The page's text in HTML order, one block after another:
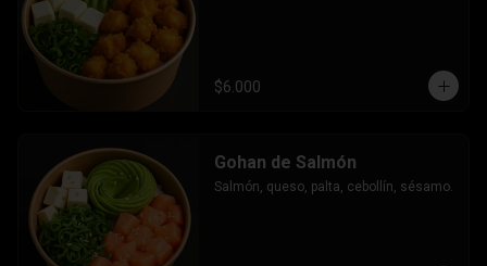
$6.000
Gohan de Salmón
Salmón, queso, palta, cebollín, sésamo.